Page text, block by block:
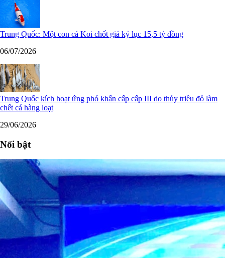
Trung Quốc: Một con cá Koi chốt giá kỷ lục 15,5 tỷ đồng
06/07/2026
Trung Quốc kích hoạt ứng phó khẩn cấp cấp III do thủy triều đỏ làm
chết cá hàng loạt
29/06/2026
Nổi bật